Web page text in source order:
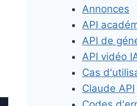
Annonces
API
API de
API vidéo
Cas
Claude API